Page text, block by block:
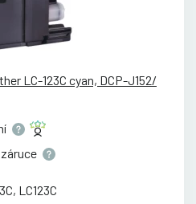
LC-123C cyan, DCP-J152/
záruce
LC123C